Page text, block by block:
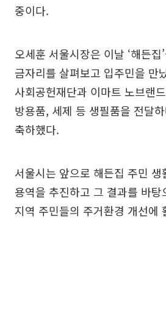
중이다.
오세훈 서울시장은 이날 ‘해든
금자리를 살펴보고 입주민을 만
사회공헌재단과 이마트 노브랜
방용품, 세제 등 생필품을 전달
축하했다.
서울시는 앞으로 해든집 주민
용역을 추진하고 그 결과를 바
지역 주민들의 주거환경 개선에